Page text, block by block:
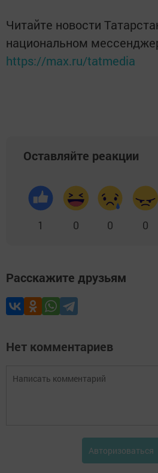
Читайте новости
национальном
https://max.ru/tatmedia
Оставляйте реакции
1 0 0 0
Расскажите друзьям
Нет комментариев
Авторизоваться